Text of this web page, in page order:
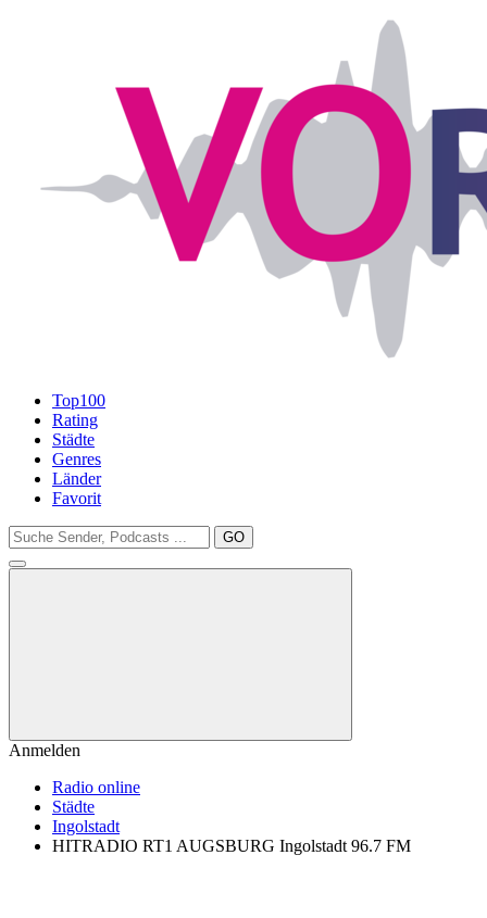
Top100
Rating
Städte
Genres
Länder
Favorit
GO
Anmelden
Radio online
Städte
Ingolstadt
HITRADIO RT1 AUGSBURG Ingolstadt 96.7 FM